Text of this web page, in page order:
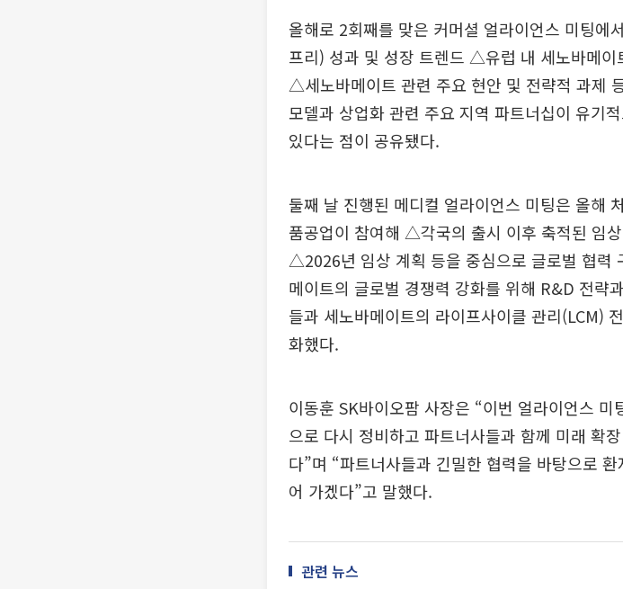
올해로 2회째를 맞은 커머셜 얼라이언스 미팅
프리) 성과 및 성장 트렌드 △유럽 내 세노바메
△세노바메이트 관련 주요 현안 및 전략적 과제
모델과 상업화 관련 주요 지역 파트너십이 유기
있다는 점이 공유됐다.
둘째 날 진행된 메디컬 얼라이언스 미팅은 올해
품공업이 참여해 △각국의 출시 이후 축적된 임
△2026년 임상 계획 등을 중심으로 글로벌 협력
메이트의 글로벌 경쟁력 강화를 위해 R&D 전략
들과 세노바메이트의 라이프사이클 관리(LCM)
화했다.
이동훈 SK바이오팜 사장은 “이번 얼라이언스
으로 다시 정비하고 파트너사들과 함께 미래 확
다”며 “파트너사들과 긴밀한 협력을 바탕으로
어 가겠다”고 말했다.
관련 뉴스